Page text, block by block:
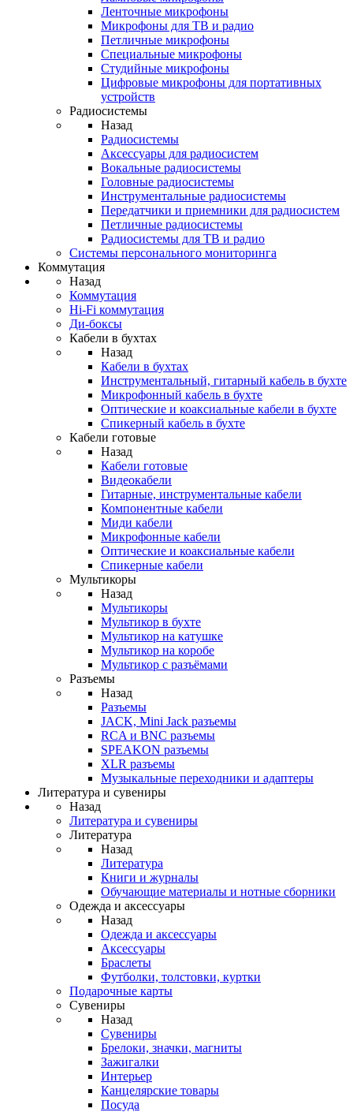
Ленточные микрофоны
Микрофоны для ТВ и радио
Петличные микрофоны
Специальные микрофоны
Студийные микрофоны
Цифровые микрофоны для портативных
устройств
Радиосистемы
Назад
Радиосистемы
Аксессуары для радиосистем
Вокальные радиосистемы
Головные радиосистемы
Инструментальные радиосистемы
Передатчики и приемники для радиосистем
Петличные радиосистемы
Радиосистемы для ТВ и радио
Системы персонального мониторинга
Коммутация
Назад
Коммутация
Hi-Fi коммутация
Ди-боксы
Кабели в бухтах
Назад
Кабели в бухтах
Инструментальный, гитарный кабель в бухте
Микрофонный кабель в бухте
Оптические и коаксиальные кабели в бухте
Спикерный кабель в бухте
Кабели готовые
Назад
Кабели готовые
Видеокабели
Гитарные, инструментальные кабели
Компонентные кабели
Миди кабели
Микрофонные кабели
Оптические и коаксиальные кабели
Спикерные кабели
Мультикоры
Назад
Мультикоры
Мультикор в бухте
Мультикор на катушке
Мультикор на коробе
Мультикор с разъёмами
Разъемы
Назад
Разъемы
JACK, Mini Jack разъемы
RCA и BNC разъемы
SPEAKON разъемы
XLR разъемы
Музыкальные переходники и адаптеры
Литература и сувениры
Назад
Литература и сувениры
Литература
Назад
Литература
Книги и журналы
Обучающие материалы и нотные сборники
Одежда и аксессуары
Назад
Одежда и аксессуары
Аксессуары
Браслеты
Футболки, толстовки, куртки
Подарочные карты
Сувениры
Назад
Сувениры
Брелоки, значки, магниты
Зажигалки
Интерьер
Канцелярские товары
Посуда